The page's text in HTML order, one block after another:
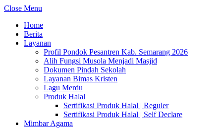
Close Menu
Home
Berita
Layanan
Profil Pondok Pesantren Kab. Semarang 2026
Alih Fungsi Musola Menjadi Masjid
Dokumen Pindah Sekolah
Layanan Bimas Kristen
Lagu Merdu
Produk Halal
Sertifikasi Produk Halal | Reguler
Sertifikasi Produk Halal | Self Declare
Mimbar Agama